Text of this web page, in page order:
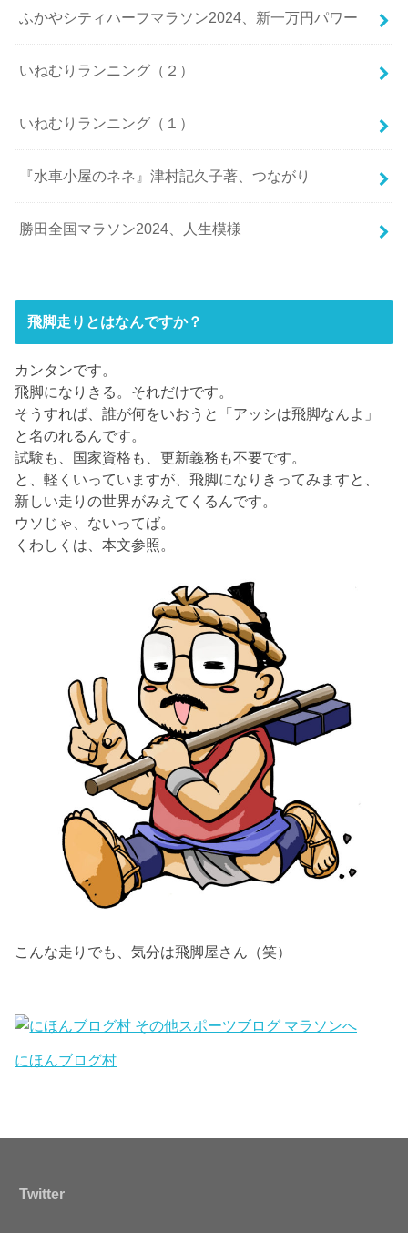
ふかやシティハーフマラソン2024、新一万円パワー
いねむりランニング（２）
いねむりランニング（１）
『水車小屋のネネ』津村記久子著、つながり
勝田全国マラソン2024、人生模様
飛脚走りとはなんですか？
カンタンです。
飛脚になりきる。それだけです。
そうすれば、誰が何をいおうと「アッシは飛脚なんよ」
と名のれるんです。
試験も、国家資格も、更新義務も不要です。
と、軽くいっていますが、飛脚になりきってみますと、
新しい走りの世界がみえてくるんです。
ウソじゃ、ないってば。
くわしくは、本文参照。
こんな走りでも、気分は飛脚屋さん（笑）
にほんブログ村
Twitter